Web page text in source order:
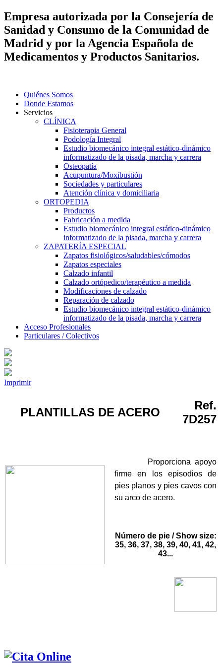
Empresa autorizada por la Consejería de
Sanidad y Consumo de la Comunidad de
Madrid y por la Agencia Española de
Medicamentos y Productos Sanitarios.
Quiénes Somos
Donde Estamos
Servicios
CLÍNICA
Fisioterapia General
Podología Integral
Estudio biomecánico integral estático-dinámico
informatizado de la pisada, marcha y carrera
Osteopatía
Acupuntura/Moxibustión
Sociedades y particulares
Atención clínica y domiciliaria
ORTOPEDIA
Productos
Fabricación a medida
Estudio biomecánico integral estático-dinámico
informatizado de la pisada, marcha y carrera
ZAPATERÍA ESPECIAL
Zapatos fisiológicos/saludables/cómodos
Zapatos especiales
Calzado infantil
Calzado ortópedico/terapéutico a medida
Modificaciones de calzado
Reparación de calzado
Estudio biomecánico integral estático-dinámico
informatizado de la pisada, marcha y carrera
Acceso Profesionales
Particulares / Colectivos
Imprimir
PLANTILLAS DE ACERO
Ref.
7D257
Proporciona apoyo
firme en los episodios de
pies planos y pies cavos con
su arco de acero.
Número de pie / Show size:
35, 36, 37, 38, 39, 40, 41, 42,
43...